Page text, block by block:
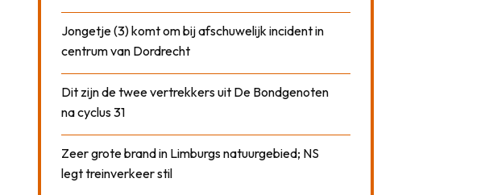
Jongetje (3) komt om bij afschuwelijk incident in
centrum van Dordrecht
Dit zijn de twee vertrekkers uit De Bondgenoten
na cyclus 31
Zeer grote brand in Limburgs natuurgebied; NS
legt treinverkeer stil